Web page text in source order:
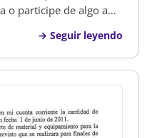
o participe de algo a
tipo de carta recibe este
Seguir leyendo